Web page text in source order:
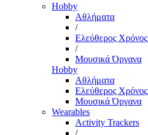
Hobby
Αθλήματα
/
Ελεύθερος Χρόνος
/
Μουσικά Όργανα
Hobby
Αθλήματα
Ελεύθερος Χρόνος
Μουσικά Όργανα
Wearables
Activity Trackers
/